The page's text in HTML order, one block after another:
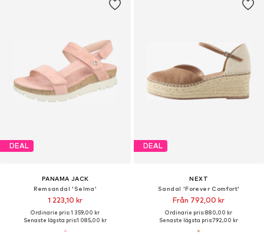
DEAL
PANAMA JACK
Remsandal 'Selma'
1 223,10 kr
Ordinarie pris: 1 359,00 kr
Senaste lägsta pris:1 085,00 kr
DEAL
NEXT
Sandal 'Forever Comfort'
Från 792,00 kr
Ordinarie pris: 880,00 kr
Senaste lägsta pris:792,00 kr